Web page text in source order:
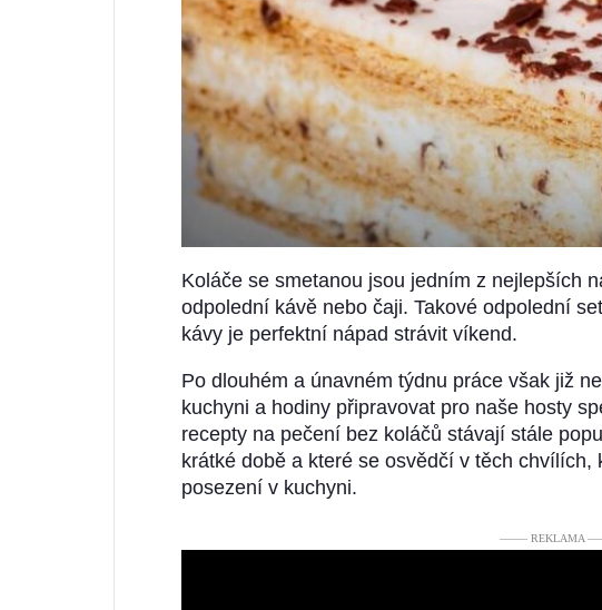
Koláče se smetanou jsou jedním z nejlepších
odpolední kávě nebo čaji. Takové odpolední
kávy je perfektní nápad strávit víkend.
Po dlouhém a únavném týdnu práce však již
kuchyni a hodiny připravovat pro naše hosty
recepty na pečení bez koláčů stávají stále
krátké době a které se osvědčí v těch
posezení v kuchyni.
––––– REKLAMA